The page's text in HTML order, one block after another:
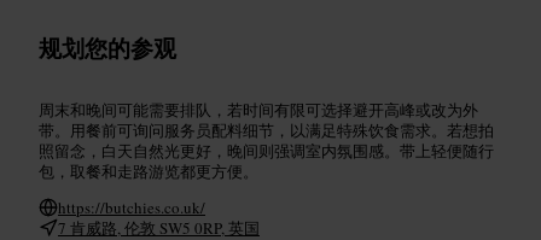
规划您的参观
周末和晚间可能需要排队，若时间有限可选择避开高峰或改为外
带。用餐前可询问服务员配料细节，以满足特殊饮食需求。若想拍
照留念，白天自然光更好，晚间则强调室内氛围感。带上轻便随行
包，取餐和走路游览都更方便。
https://butchies.co.uk/
7 肯威路, 伦敦 SW5 0RP, 英国